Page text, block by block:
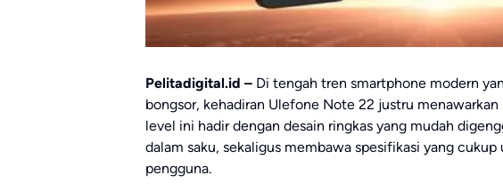
Pelitadigital.id – Di tengah tren smartphone modern
bongsor, kehadiran Ulefone Note 22 justru
level ini hadir dengan desain ringkas yang mudah
dalam saku, sekaligus membawa spesifikasi yang
pengguna.